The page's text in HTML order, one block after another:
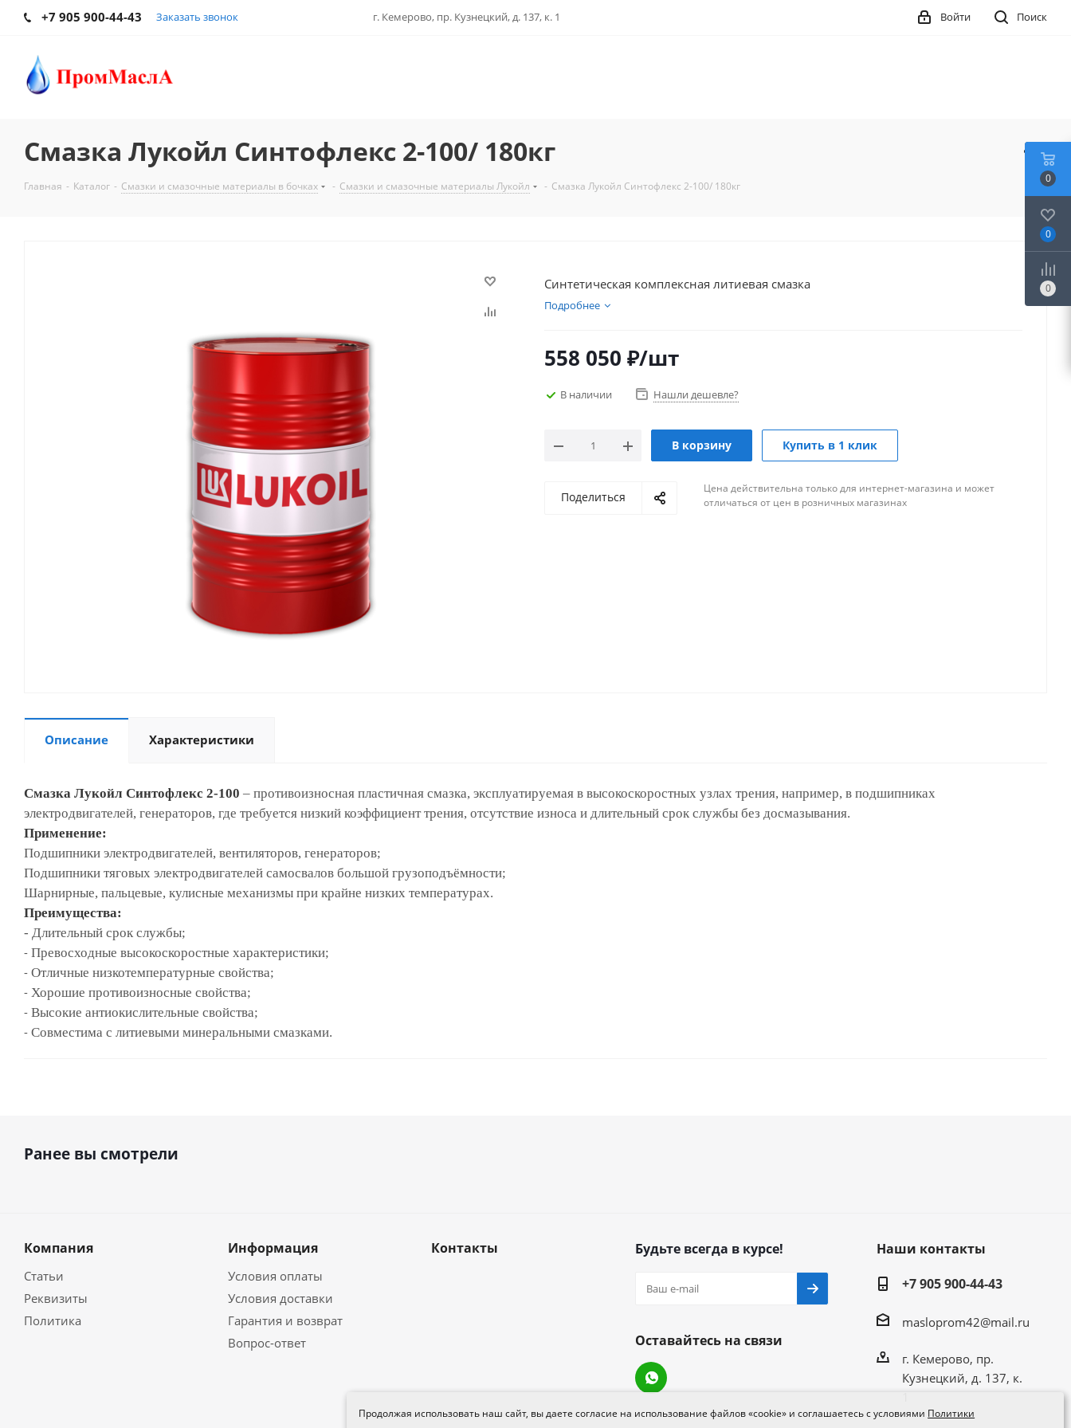
Продолжая использовать наш сайт, вы даете согласие на использование файлов «cookie» и соглашаетесь с условиями Политики
+7 905 900-44-43 Заказать звонок г. Кемерово, пр. Кузнецкий, д. 137, к. 1 Поиск
Войти
Смазка Лукойл Синтофлекс 2-100/ 180кг
Главная - Каталог - Смазки и смазочные материалы в бочках - Смазки и смазочные материалы Лукойл - Смазка Лукойл Синтофлекс 2-100/ 180кг
Синтетическая комплексная литиевая смазка
Подробнее
558 050 ₽/шт
В наличии Нашли дешевле?
В корзину Купить в 1 клик
Поделиться
Цена действительна только для интернет-магазина и может
отличаться от цен в розничных магазинах
Описание Характеристики
Смазка Лукойл Синтофлекс 2-100 – противоизносная пластичная смазка, эксплуатируемая в высокоскоростных узлах трения, например, в подшипниках
электродвигателей, генераторов, где требуется низкий коэффициент трения, отсутствие износа и длительный срок службы без досмазывания.
Применение:
Подшипники электродвигателей, вентиляторов, генераторов;
Подшипники тяговых электродвигателей самосвалов большой грузоподъёмности;
Шарнирные, пальцевые, кулисные механизмы при крайне низких температурах.
Преимущества:
- Длительный срок службы;
- Превосходные высокоскоростные характеристики;
- Отличные низкотемпературные свойства;
- Хорошие противоизносные свойства;
- Высокие антиокислительные свойства;
- Совместима с литиевыми минеральными смазками.
Ранее вы смотрели
Компания
Статьи
Реквизиты
Политика
Информация
Условия оплаты
Условия доставки
Гарантия и возврат
Вопрос-ответ
Контакты Будьте всегда в курсе!
Оставайтесь на связи
Наши контакты
+7 905 900-44-43
masloprom42@mail.ru
г. Кемерово, пр.
Кузнецкий, д. 137, к.
0
0
0